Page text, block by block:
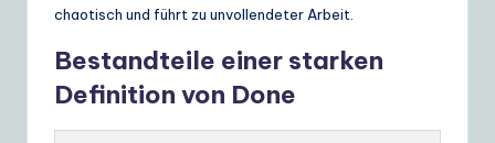
chaotisch und führt zu unvollendeter Arbeit.
Bestandteile einer starken
Definition von Done